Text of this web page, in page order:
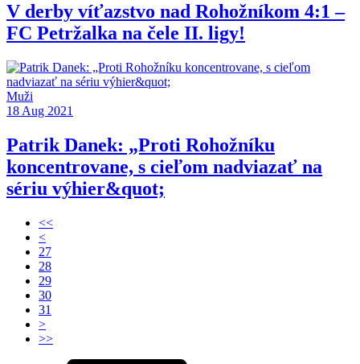
V derby víťazstvo nad Rohožníkom 4:1 –
FC Petržalka na čele II. ligy!
Muži
18 Aug 2021
Patrik Danek: „Proti Rohožníku
koncentrovane, s cieľom nadviazať na
sériu výhier&quot;
<<
<
27
28
29
30
31
>
>>